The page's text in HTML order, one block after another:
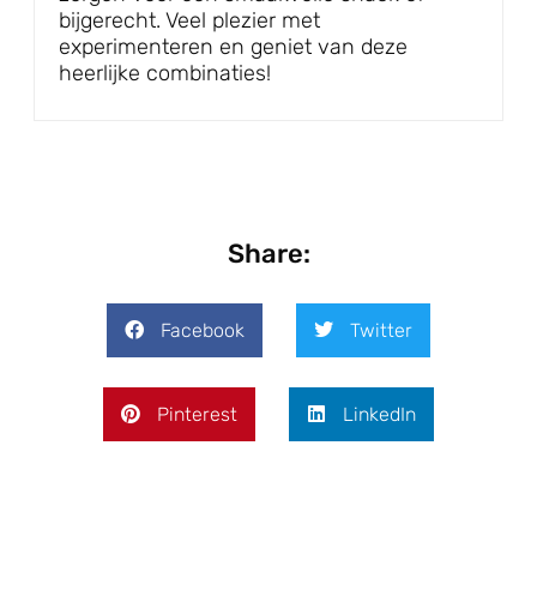
bijgerecht. Veel plezier met
experimenteren en geniet van deze
heerlijke combinaties!
Share:
Facebook Twitter
Pinterest LinkedIn